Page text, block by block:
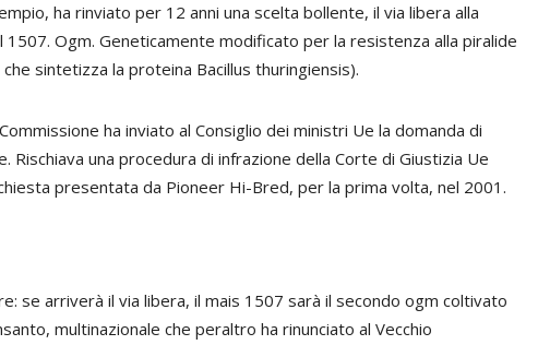
ha rinviato per 12 anni una scelta bollente, il via libera alla
1507. Ogm. Geneticamente modificato per la resistenza alla piralide
che sintetizza la proteina Bacillus thuringiensis).
ha inviato al Consiglio dei ministri Ue la domanda di
Rischiava una procedura di infrazione della Corte di Giustizia Ue
presentata da Pioneer Hi-Bred, per la prima volta, nel 2001.
se arriverà il via libera, il mais 1507 sarà il secondo ogm coltivato
multinazionale che peraltro ha rinunciato al Vecchio